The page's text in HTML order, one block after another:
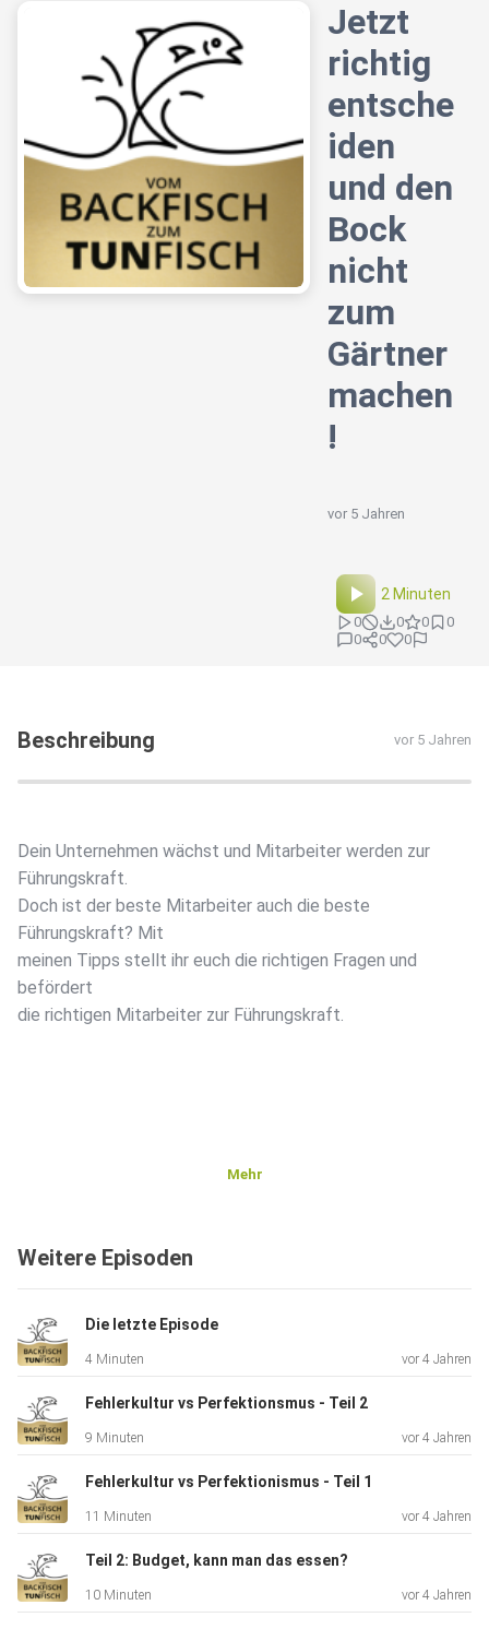
Jetzt
richtig
entsche
iden
und den
Bock
nicht
zum
Gärtner
machen
!
vor 5 Jahren
2 Minuten
0 0 0
0
0
0 0
Beschreibung vor 5 Jahren
Dein Unternehmen wächst und Mitarbeiter werden zur
Führungskraft.
Doch ist der beste Mitarbeiter auch die beste
Führungskraft? Mit
meinen Tipps stellt ihr euch die richtigen Fragen und
befördert
die richtigen Mitarbeiter zur Führungskraft.
Mehr
Weitere Episoden
Die letzte Episode
4 Minuten vor 4 Jahren
Fehlerkultur vs Perfektionsmus - Teil 2
9 Minuten vor 4 Jahren
Fehlerkultur vs Perfektionismus - Teil 1
11 Minuten vor 4 Jahren
Teil 2: Budget, kann man das essen?
10 Minuten vor 4 Jahren